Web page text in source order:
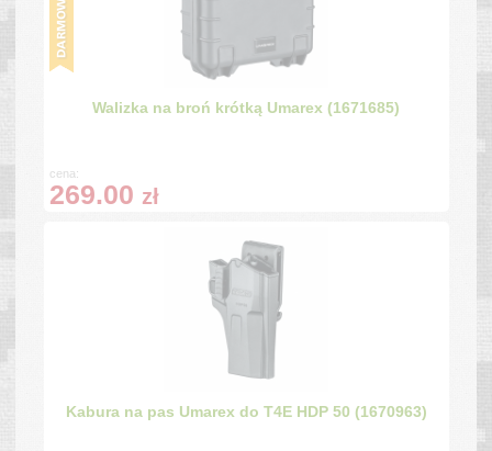
Walizka na broń krótką Umarex (1671685)
cena:
269.00 zł
Kabura na pas Umarex do T4E HDP 50 (1670963)